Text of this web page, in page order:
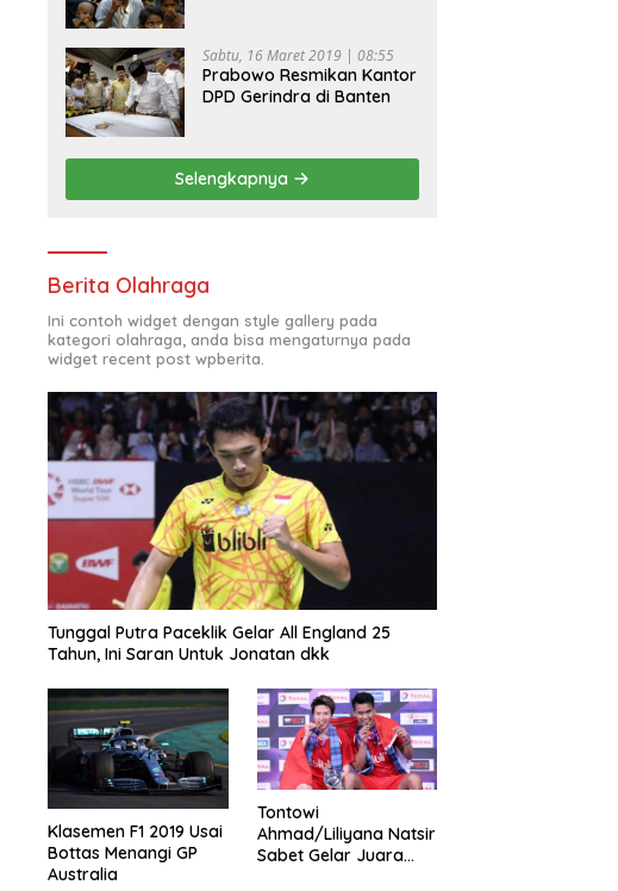
Sabtu, 16 Maret 2019 | 08:55
Prabowo Resmikan Kantor
DPD Gerindra di Banten
Selengkapnya
Berita Olahraga
Ini contoh widget dengan style gallery pada
kategori olahraga, anda bisa mengaturnya pada
widget recent post wpberita.
Tunggal Putra Paceklik Gelar All England 25
Tahun, Ini Saran Untuk Jonatan dkk
Klasemen F1 2019 Usai
Bottas Menangi GP
Australia
Tontowi
Ahmad/Liliyana Natsir
Sabet Gelar Juara